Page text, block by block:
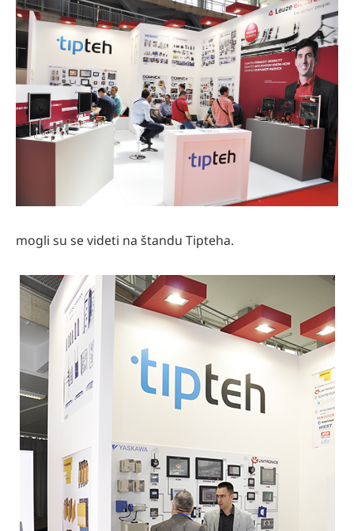
mogli su se videti na štandu Tipteha.